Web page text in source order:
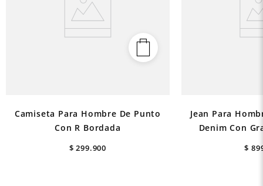
Camiseta Para Hombre De Punto
Con R Bordada
$ 299.900
Jean Para
Denim Con
$